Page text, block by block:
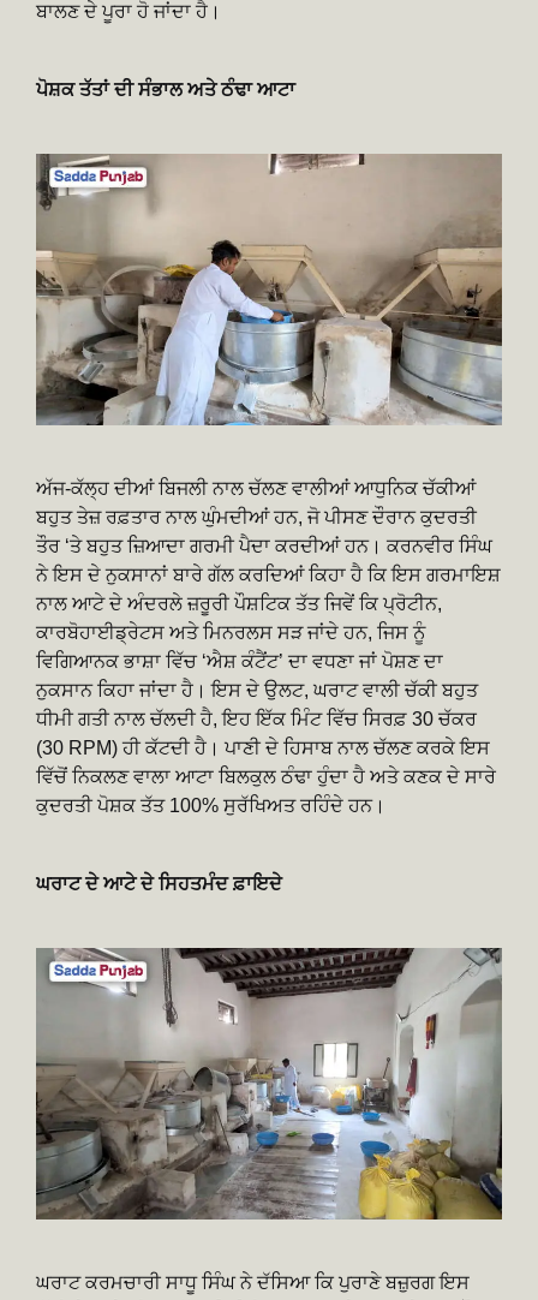
ਬਾਲਣ ਦੇ ਪੂਰਾ ਹੋ ਜਾਂਦਾ ਹੈ।
ਪੋਸ਼ਕ ਤੱਤਾਂ ਦੀ ਸੰਭਾਲ ਅਤੇ ਠੰਢਾ ਆਟਾ
ਅੱਜ-ਕੱਲ੍ਹ ਦੀਆਂ ਬਿਜਲੀ ਨਾਲ ਚੱਲਣ ਵਾਲੀਆਂ ਆਧੁਨਿਕ ਚੱਕੀਆਂ
ਬਹੁਤ ਤੇਜ਼ ਰਫ਼ਤਾਰ ਨਾਲ ਘੁੰਮਦੀਆਂ ਹਨ, ਜੋ ਪੀਸਣ ਦੌਰਾਨ ਕੁਦਰਤੀ
ਤੌਰ ‘ਤੇ ਬਹੁਤ ਜ਼ਿਆਦਾ ਗਰਮੀ ਪੈਦਾ ਕਰਦੀਆਂ ਹਨ। ਕਰਨਵੀਰ ਸਿੰਘ
ਨੇ ਇਸ ਦੇ ਨੁਕਸਾਨਾਂ ਬਾਰੇ ਗੱਲ ਕਰਦਿਆਂ ਕਿਹਾ ਹੈ ਕਿ ਇਸ ਗਰਮਾਇਸ਼
ਨਾਲ ਆਟੇ ਦੇ ਅੰਦਰਲੇ ਜ਼ਰੂਰੀ ਪੌਸ਼ਟਿਕ ਤੱਤ ਜਿਵੇਂ ਕਿ ਪ੍ਰੋਟੀਨ,
ਕਾਰਬੋਹਾਈਡ੍ਰੇਟਸ ਅਤੇ ਮਿਨਰਲਸ ਸੜ ਜਾਂਦੇ ਹਨ, ਜਿਸ ਨੂੰ
ਵਿਗਿਆਨਕ ਭਾਸ਼ਾ ਵਿੱਚ ‘ਐਸ਼ ਕੰਟੈਂਟ’ ਦਾ ਵਧਣਾ ਜਾਂ ਪੋਸ਼ਣ ਦਾ
ਨੁਕਸਾਨ ਕਿਹਾ ਜਾਂਦਾ ਹੈ। ਇਸ ਦੇ ਉਲਟ, ਘਰਾਟ ਵਾਲੀ ਚੱਕੀ ਬਹੁਤ
ਧੀਮੀ ਗਤੀ ਨਾਲ ਚੱਲਦੀ ਹੈ, ਇਹ ਇੱਕ ਮਿੰਟ ਵਿੱਚ ਸਿਰਫ਼ 30 ਚੱਕਰ
(30 RPM) ਹੀ ਕੱਟਦੀ ਹੈ। ਪਾਣੀ ਦੇ ਹਿਸਾਬ ਨਾਲ ਚੱਲਣ ਕਰਕੇ ਇਸ
ਵਿੱਚੋਂ ਨਿਕਲਣ ਵਾਲਾ ਆਟਾ ਬਿਲਕੁਲ ਠੰਢਾ ਹੁੰਦਾ ਹੈ ਅਤੇ ਕਣਕ ਦੇ ਸਾਰੇ
ਕੁਦਰਤੀ ਪੋਸ਼ਕ ਤੱਤ 100% ਸੁਰੱਖਿਅਤ ਰਹਿੰਦੇ ਹਨ।
ਘਰਾਟ ਦੇ ਆਟੇ ਦੇ ਸਿਹਤਮੰਦ ਫ਼ਾਇਦੇ
ਘਰਾਟ ਕਰਮਚਾਰੀ ਸਾਧੂ ਸਿੰਘ ਨੇ ਦੱਸਿਆ ਕਿ ਪੁਰਾਣੇ ਬਜ਼ੁਰਗ ਇਸ